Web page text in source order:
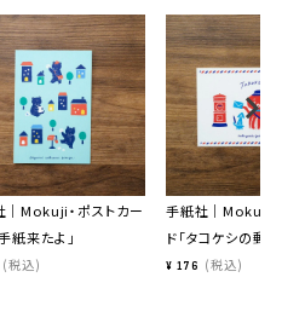
｜Mokuji・ポストカー
紙来たよ」
税込
手紙社｜Mokuji・
ド「タコケシの郵
¥ 176 税込